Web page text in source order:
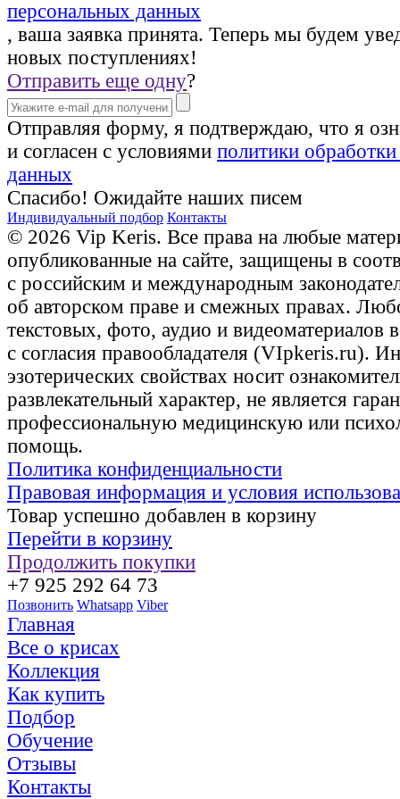
персональных данных
, ваша заявка принята. Теперь мы будем
новых поступлениях!
Отправить еще одну?
Отправляя форму, я подтверждаю, что я
и согласен с условиями политики
данных
Спасибо! Ожидайте наших писем
Индивидуальный подбор Контакты
© 2026 Vip Keris. Все права на любые
опубликованные на сайте, защищены в
с российским и международным
об авторском праве и смежных правах.
текстовых, фото, аудио и видеоматериалов
с согласия правообладателя (VIpkeris.ru).
эзотерических свойствах носит
развлекательный характер, не является
профессиональную медицинскую или
помощь.
Политика конфиденциальности
Правовая информация и условия
Товар успешно добавлен в корзину
Перейти в корзину
Продолжить покупки
+7 925 292 64 73
Позвонить Whatsapp Viber
Главная
Все о крисах
Коллекция
Как купить
Подбор
Обучение
Отзывы
Контакты